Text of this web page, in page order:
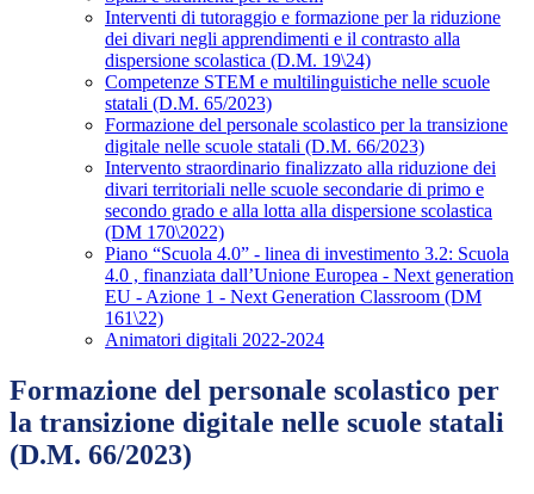
Interventi di tutoraggio e formazione per la riduzione
dei divari negli apprendimenti e il contrasto alla
dispersione scolastica (D.M. 19\24)
Competenze STEM e multilinguistiche nelle scuole
statali (D.M. 65/2023)
Formazione del personale scolastico per la transizione
digitale nelle scuole statali (D.M. 66/2023)
Intervento straordinario finalizzato alla riduzione dei
divari territoriali nelle scuole secondarie di primo e
secondo grado e alla lotta alla dispersione scolastica
(DM 170\2022)
Piano “Scuola 4.0” - linea di investimento 3.2: Scuola
4.0 , finanziata dall’Unione Europea - Next generation
EU - Azione 1 - Next Generation Classroom (DM
161\22)
Animatori digitali 2022-2024
Formazione del personale scolastico per
la transizione digitale nelle scuole statali
(D.M. 66/2023)